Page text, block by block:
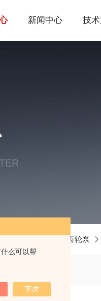
么可以帮
新闻中心 技
齿轮泵